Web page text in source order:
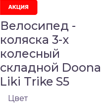
Велосипед -
коляска 3-х
колесный
складной Doona
Liki Trike S5
Цвет